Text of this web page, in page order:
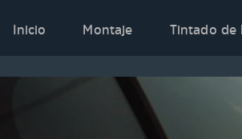
Inicio
Montaje Tintado de